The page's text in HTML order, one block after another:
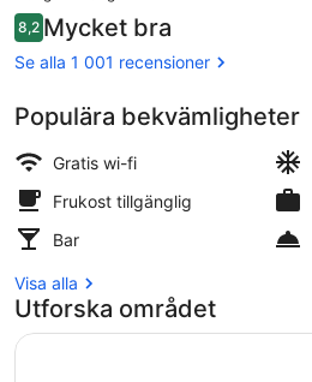
är
1 061 kr
Recensioner
8,28,2 av 10,
Mycket bra
Se alla 1 001 recensioner
Populära bekvämligheter
Gratis wi-fi
Frukost tillgänglig
Bar
Visa alla
Utforska området